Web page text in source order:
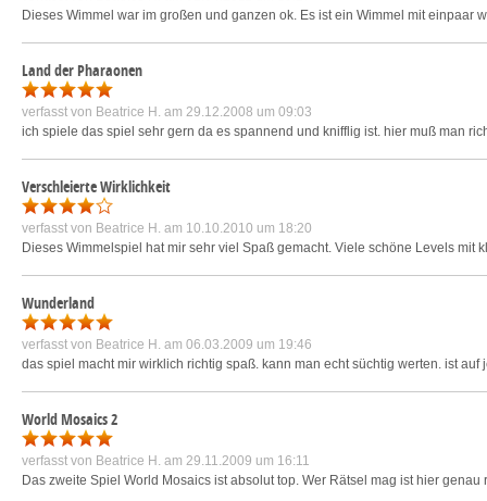
Dieses Wimmel war im großen und ganzen ok. Es ist ein Wimmel mit
Land der Pharaonen
verfasst von Beatrice H. am 29.12.2008 um 09:03
ich spiele das spiel sehr gern da es spannend und knifflig ist. hier muß man
Verschleierte Wirklichkeit
verfasst von Beatrice H. am 10.10.2010 um 18:20
Dieses Wimmelspiel hat mir sehr viel Spaß gemacht. Viele schöne Levels
Wunderland
verfasst von Beatrice H. am 06.03.2009 um 19:46
das spiel macht mir wirklich richtig spaß. kann man echt süchtig werten. ist
World Mosaics 2
verfasst von Beatrice H. am 29.11.2009 um 16:11
Das zweite Spiel World Mosaics ist absolut top. Wer Rätsel mag ist hier